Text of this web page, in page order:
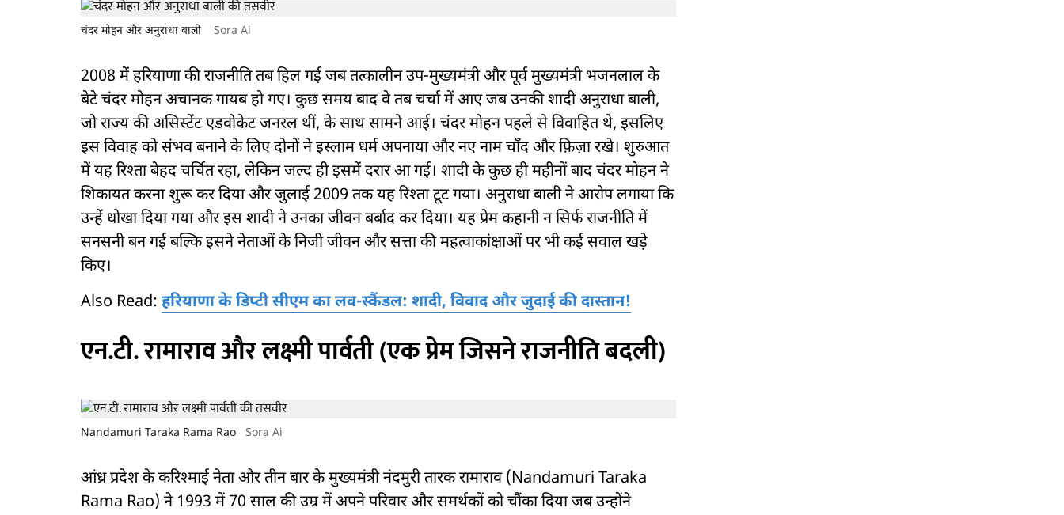
चंदर मोहन और अनुराधा बाली Sora Ai
2008 में हरियाणा की राजनीति तब हिल गई जब तत्कालीन उप-मुख्यमंत्री और पूर्व मुख्यमंत्री भजनलाल के
बेटे चंदर मोहन अचानक गायब हो गए। कुछ समय बाद वे तब चर्चा में आए जब उनकी शादी अनुराधा बाली,
जो राज्य की असिस्टेंट एडवोकेट जनरल थीं, के साथ सामने आई। चंदर मोहन पहले से विवाहित थे, इसलिए
इस विवाह को संभव बनाने के लिए दोनों ने इस्लाम धर्म अपनाया और नए नाम चाँद और फ़िज़ा रखे। शुरुआत
में यह रिश्ता बेहद चर्चित रहा, लेकिन जल्द ही इसमें दरार आ गई। शादी के कुछ ही महीनों बाद चंदर मोहन ने
शिकायत करना शुरू कर दिया और जुलाई 2009 तक यह रिश्ता टूट गया। अनुराधा बाली ने आरोप लगाया कि
उन्हें धोखा दिया गया और इस शादी ने उनका जीवन बर्बाद कर दिया। यह प्रेम कहानी न सिर्फ राजनीति में
सनसनी बन गई बल्कि इसने नेताओं के निजी जीवन और सत्ता की महत्वाकांक्षाओं पर भी कई सवाल खड़े
किए।
Also Read: हरियाणा के डिप्टी सीएम का लव-स्कैंडल: शादी, विवाद और जुदाई की दास्तान!
एन.टी. रामाराव और लक्ष्मी पार्वती (एक प्रेम जिसने राजनीति बदली)
Nandamuri Taraka Rama Rao Sora Ai
आंध्र प्रदेश के करिश्माई नेता और तीन बार के मुख्यमंत्री नंदमुरी तारक रामाराव (Nandamuri Taraka
Rama Rao) ने 1993 में 70 साल की उम्र में अपने परिवार और समर्थकों को चौंका दिया जब उन्होंने